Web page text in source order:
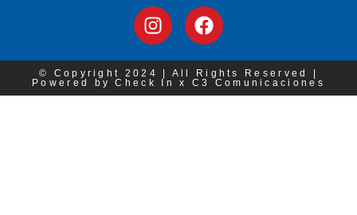
© Copyright 2024 | All Rights Reserved |
Powered by Check In x C3 Comunicaciones